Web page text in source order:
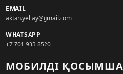
EMAIL
aktan.yeltay@gmail.com
WHATSAPP
+7 701 933 8520
МОБИЛДІ ҚОСЫМША